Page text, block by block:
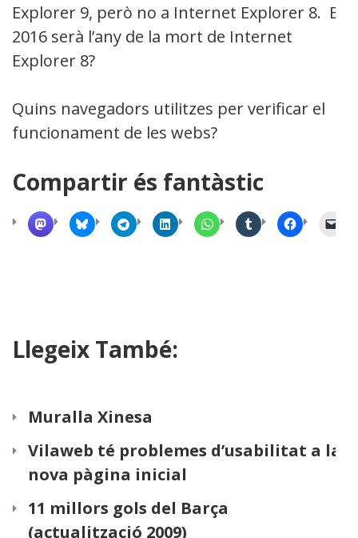
Explorer 9, però no a Internet Explorer 8. El
2016 serà l’any de la mort de Internet
Explorer 8?
Quins navegadors utilitzes per verificar el
funcionament de les webs?
Compartir és fantàstic
Llegeix També:
Muralla Xinesa
Vilaweb té problemes d’usabilitat a la
nova pàgina inicial
11 millors gols del Barça
(actualització 2009)